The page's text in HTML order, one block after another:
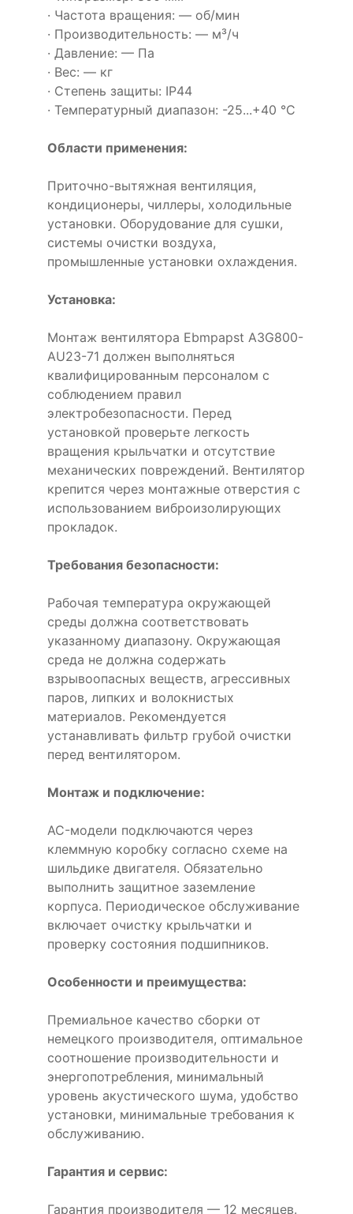
· Частота вращения: — об/мин
· Производительность: — м³/ч
· Давление: — Па
· Вес: — кг
· Степень защиты: IP44
· Температурный диапазон: -25...+40 °C
Области применения:
Приточно-вытяжная вентиляция,
кондиционеры, чиллеры, холодильные
установки. Оборудование для сушки,
системы очистки воздуха,
промышленные установки охлаждения.
Установка:
Монтаж вентилятора Ebmpapst A3G800-
AU23-71 должен выполняться
квалифицированным персоналом с
соблюдением правил
электробезопасности. Перед
установкой проверьте легкость
вращения крыльчатки и отсутствие
механических повреждений. Вентилятор
крепится через монтажные отверстия с
использованием виброизолирующих
прокладок.
Требования безопасности:
Рабочая температура окружающей
среды должна соответствовать
указанному диапазону. Окружающая
среда не должна содержать
взрывоопасных веществ, агрессивных
паров, липких и волокнистых
материалов. Рекомендуется
устанавливать фильтр грубой очистки
перед вентилятором.
Монтаж и подключение:
AC-модели подключаются через
клеммную коробку согласно схеме на
шильдике двигателя. Обязательно
выполнить защитное заземление
корпуса. Периодическое обслуживание
включает очистку крыльчатки и
проверку состояния подшипников.
Особенности и преимущества:
Премиальное качество сборки от
немецкого производителя, оптимальное
соотношение производительности и
энергопотребления, минимальный
уровень акустического шума, удобство
установки, минимальные требования к
обслуживанию.
Гарантия и сервис:
Гарантия производителя — 12 месяцев.